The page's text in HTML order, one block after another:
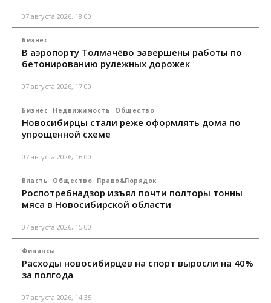
07 августа 2026, 18:00
Бизнес
В аэропорту Толмачёво завершены работы по
бетонированию рулежных дорожек
07 августа 2026, 17:00
Бизнес Недвижимость Общество
Новосибирцы стали реже оформлять дома по
упрощенной схеме
07 августа 2026, 16:00
Власть Общество Право&Порядок
Роспотребнадзор изъял почти полторы тонны
мяса в Новосибирской области
07 августа 2026, 15:00
Финансы
Расходы новосибирцев на спорт выросли на 40%
за полгода
07 августа 2026, 14:35